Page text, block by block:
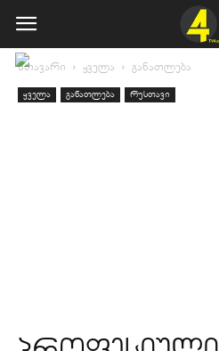
მთავარი ყველა განათლება
ყველა განათლება რუსთავი